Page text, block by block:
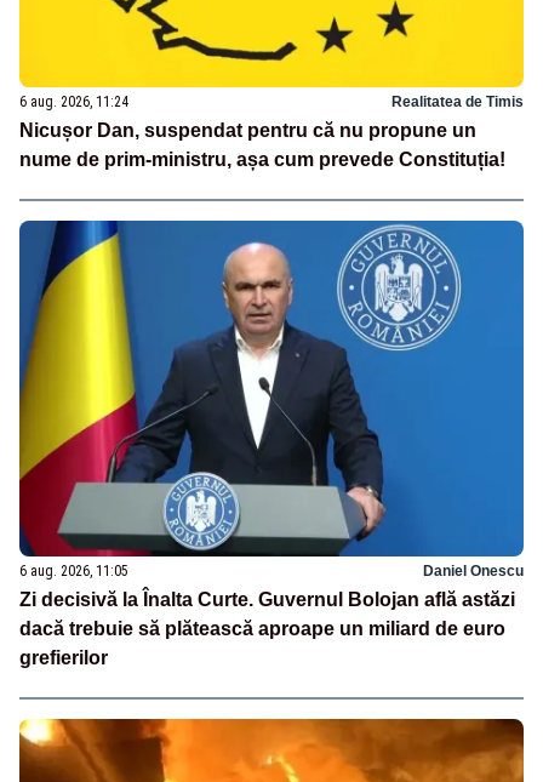
6 aug. 2026, 11:24 Realitatea de Timis
Nicușor Dan, suspendat pentru că nu propune un
nume de prim-ministru, așa cum prevede Constituția!
6 aug. 2026, 11:05 Daniel Onescu
Zi decisivă la Înalta Curte. Guvernul Bolojan află astăzi
dacă trebuie să plătească aproape un miliard de euro
grefierilor